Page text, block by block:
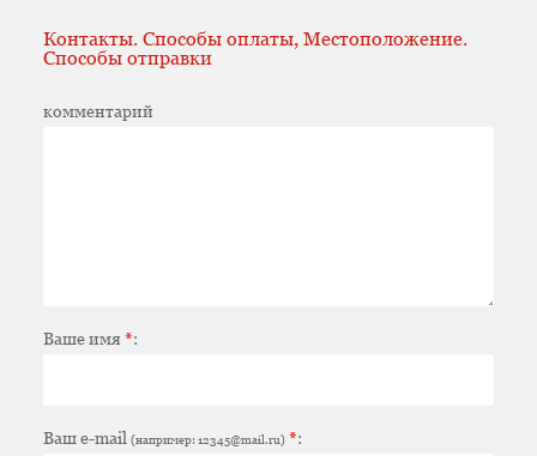
Контакты. Способы оплаты, Местоположение.
Способы отправки
комментарий
Ваше имя*:
Ваш e-mail (например: 12345@mail.ru) *: